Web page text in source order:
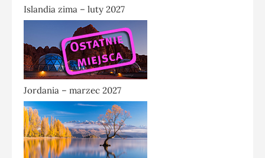
Islandia zima – luty 2027
Jordania – marzec 2027